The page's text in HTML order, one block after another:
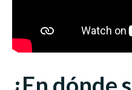
¿En dónde